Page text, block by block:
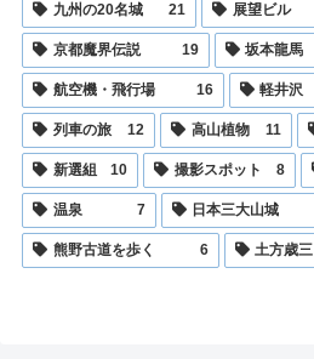
九州の20名城 21 展望ビル
京都魔界伝説 19 坂本龍馬
航空機・飛行場 16 軽井沢
列車の旅 12 高山植物 11
新選組 10 撮影スポット 8
温泉 7 日本三大山城
熊野古道を歩く 6 土方歳三